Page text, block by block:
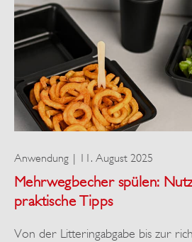
Mehrwegbecher spülen:
praktische Tipps
Anwendung 11. August 2025
Von der Litteringabgabe bis zur